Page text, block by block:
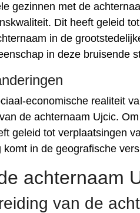
gezinnen met de
Dit heeft geleid
in de
in deze bruisende
economische realiteit
de achternaam Ujcic.
geleid tot verplaatsingen
in de geografische
achternaam
van de